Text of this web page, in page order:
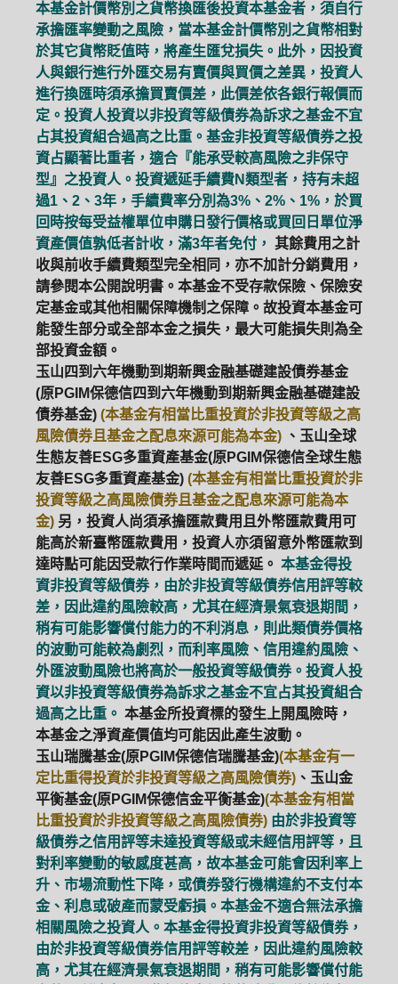
本基金計價幣別之貨幣換匯後投資本基金者，須自行
承擔匯率變動之風險，當本基金計價幣別之貨幣相對
於其它貨幣貶值時，將產生匯兌損失。此外，因投資
人與銀行進行外匯交易有賣價與買價之差異，投資人
進行換匯時須承擔買賣價差，此價差依各銀行報價而
定。投資人投資以非投資等級債券為訴求之基金不宜
占其投資組合過高之比重。基金非投資等級債券之投
資占顯著比重者，適合『能承受較高風險之非保守
型』之投資人。投資遞延手續費N類型者，持有未超
過1、2、3年，手續費率分別為3%、2%、1%，於買
回時按每受益權單位申購日發行價格或買回日單位淨
資產價值孰低者計收，滿3年者免付， 其餘費用之計
收與前收手續費類型完全相同，亦不加計分銷費用，
請參閱本公開說明書。本基金不受存款保險、保險安
定基金或其他相關保障機制之保障。故投資本基金可
能發生部分或全部本金之損失，最大可能損失則為全
部投資金額。
玉山四到六年機動到期新興金融基礎建設債券基金
(原PGIM保德信四到六年機動到期新興金融基礎建設
債券基金) (本基金有相當比重投資於非投資等級之高
風險債券且基金之配息來源可能為本金) 、玉山全球
生態友善ESG多重資產基金(原PGIM保德信全球生態
友善ESG多重資產基金) (本基金有相當比重投資於非
投資等級之高風險債券且基金之配息來源可能為本
金) 另，投資人尚須承擔匯款費用且外幣匯款費用可
能高於新臺幣匯款費用，投資人亦須留意外幣匯款到
達時點可能因受款行作業時間而遞延。 本基金得投
資非投資等級債券，由於非投資等級債券信用評等較
差，因此違約風險較高，尤其在經濟景氣衰退期間，
稍有可能影響償付能力的不利消息，則此類債券價格
的波動可能較為劇烈，而利率風險、信用違約風險、
外匯波動風險也將高於一般投資等級債券。投資人投
資以非投資等級債券為訴求之基金不宜占其投資組合
過高之比重。 本基金所投資標的發生上開風險時，
本基金之淨資產價值均可能因此產生波動。
玉山瑞騰基金(原PGIM保德信瑞騰基金)(本基金有一
定比重得投資於非投資等級之高風險債券) 、玉山金
平衡基金(原PGIM保德信金平衡基金)(本基金有相當
比重投資於非投資等級之高風險債券) 由於非投資等
級債券之信用評等未達投資等級或未經信用評等，且
對利率變動的敏感度甚高，故本基金可能會因利率上
升、市場流動性下降，或債券發行機構違約不支付本
金、利息或破產而蒙受虧損。本基金不適合無法承擔
相關風險之投資人。本基金得投資非投資等級債券，
由於非投資等級債券信用評等較差，因此違約風險較
高，尤其在經濟景氣衰退期間，稍有可能影響償付能